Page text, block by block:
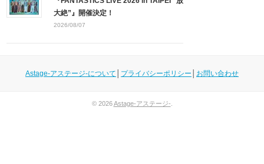
大絶”』開催決定！
2026/08/07
Astage-アステージ-について プライバシーポリシー お問い合わせ
© 2026Astage-アステージ-